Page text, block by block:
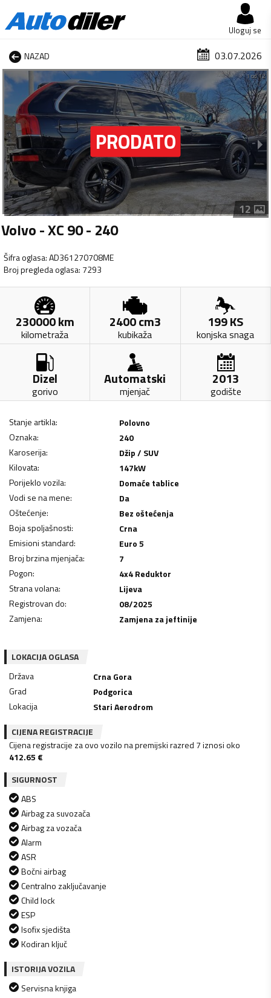
Uloguj se
NAZAD 03.07.2026
1 od 12
12
Volvo - XC 90 - 240
Šifra oglasa:AD361270708ME
Broj pregleda oglasa: 7293
230000km
kilometraža
2400cm3
kubikaža
199KS
konjska snaga
Dizel
gorivo
Automatski
mjenjač
2013
godište
Stanje artikla:
Polovno
Oznaka:
240
Karoserija:
Džip / SUV
Kilovata: 147kW
Porijeklo vozila:
Domaće tablice
Vodi se na mene:
Da
Oštećenje:
Bez oštećenja
Boja spoljašnosti:
Crna
Emisioni standard:
Euro 5
Broj brzina mjenjača:
7
Pogon:
4x4 Reduktor
Strana volana:
Lijeva
Registrovan do:
08/2025
Zamjena: Zamjena za jeftinije
LOKACIJA OGLASA
Država
Crna Gora
Grad
Podgorica
Lokacija
Stari Aerodrom
CIJENA REGISTRACIJE
Cijena registracije za ovo vozilo na premijski razred 7 iznosi oko
412.65 €
SIGURNOST
ABS
Airbag za suvozača
Airbag za vozača
Alarm
ASR
Bočni airbag
Centralno zaključavanje
Child lock
ESP
Isofix sjedišta
Kodiran ključ
ISTORIJA VOZILA
Servisna knjiga